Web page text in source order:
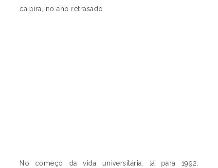
caipira, no ano retrasado.
No começo da vida universitária, lá para 1992,